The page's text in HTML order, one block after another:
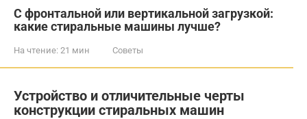
С фронтальной или вертикальной загрузкой:
какие стиральные машины лучше?
На чтение: 21 мин Советы
Устройство и отличительные черты
конструкции стиральных машин